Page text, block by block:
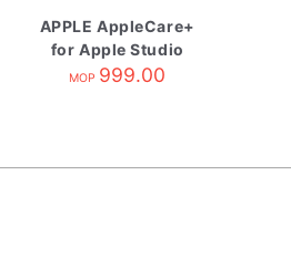
APPLE AppleCare+
for Apple Studio
Display
MOP 999.00